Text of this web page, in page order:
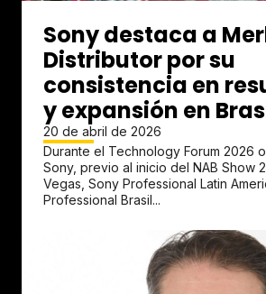
Sony destaca a
Distributor por su
consistencia en
y expansión en
20 de abril de 2026
Durante el Technology Forum 2026
Sony, previo al inicio del NAB Show
Vegas, Sony Professional Latin
Professional Brasil...